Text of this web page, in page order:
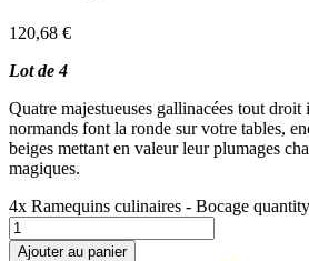
120,68 €
Lot de 4
Quatre majestueuses gallinacées tout droit
normands font la ronde sur votre tables,
beiges mettant en valeur leur plumages
magiques.
4x Ramequins culinaires - Bocage quantity
Ajouter au panier